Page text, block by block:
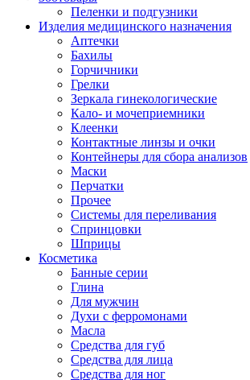
Пеленки и подгузники
Изделия медицинского назначения
Аптечки
Бахилы
Горчичники
Грелки
Зеркала гинекологические
Кало- и мочеприемники
Клеенки
Контактные линзы и очки
Контейнеры для сбора анализов
Маски
Перчатки
Прочее
Системы для переливания
Спринцовки
Шприцы
Косметика
Банные серии
Глина
Для мужчин
Духи с ферромонами
Масла
Средства для губ
Средства для лица
Средства для ног